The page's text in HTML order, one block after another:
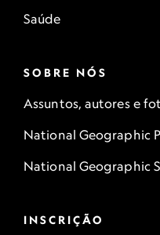
Saúde
SOBRE NÓS
Assuntos, autores e
National Geographic
National Geographic
INSCRIÇÃO